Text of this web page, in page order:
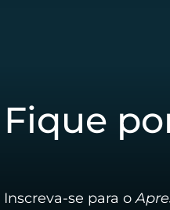
Fique
Inscreva-se para o